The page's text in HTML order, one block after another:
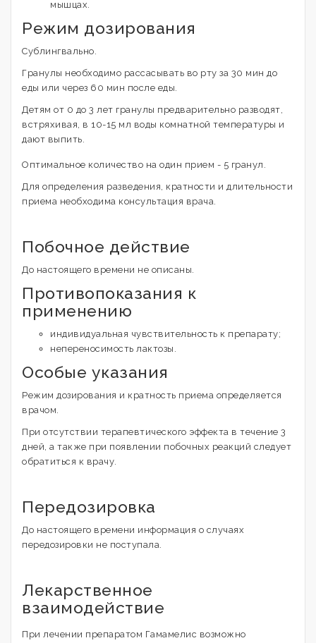
мышцах.
Режим дозирования
Сублингвально.
Гранулы необходимо рассасывать во рту за 30 мин до
еды или через 60 мин после еды.
Детям от 0 до 3 лет гранулы предварительно разводят,
встряхивая, в 10-15 мл воды комнатной температуры и
дают выпить.
Оптимальное количество на один прием - 5 гранул.
Для определения разведения, кратности и длительности
приема необходима консультация врача.
Побочное действие
До настоящего времени не описаны.
Противопоказания к
применению
индивидуальная чувствительность к препарату;
непереносимость лактозы.
Особые указания
Режим дозирования и кратность приема определяется
врачом.
При отсутствии терапевтического эффекта в течение 3
дней, а также при появлении побочных реакций следует
обратиться к врачу.
Передозировка
До настоящего времени информация о случаях
передозировки не поступала.
Лекарственное
взаимодействие
При лечении препаратом Гамамелис возможно